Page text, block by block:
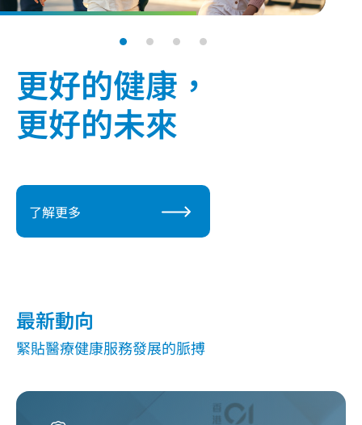
更好的健康 ，
更好的未來
了解更多
了解更多
了解更多
了解更多
最新動向
緊貼醫療健康服務發展的脈搏